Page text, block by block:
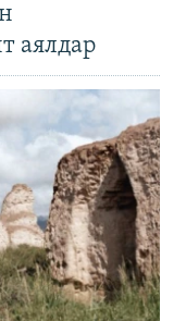
аялдар